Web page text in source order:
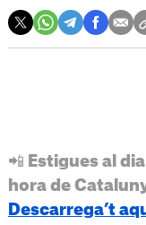
📲 Estigues al
hora de
Descarrega’t